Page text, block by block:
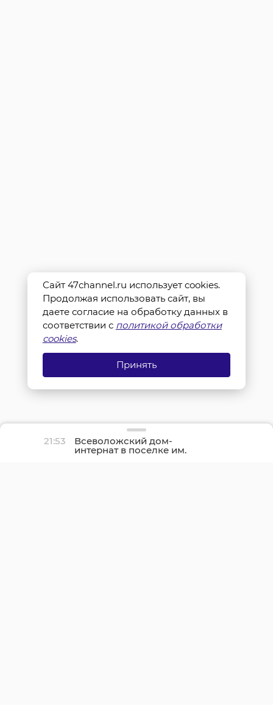
21:53 Всеволожский дом-
интернат в поселке им.
Свердлова полностью
Сайт 47channel.ru использует cookies.
Продолжая использовать сайт, вы
даете согласие на обработку данных в
соответствии с политикой обработки
cookies.
Принять